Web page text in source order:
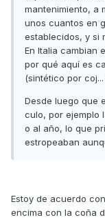
mantenimiento, a
unos cuantos en
establecidos, y si
En Italia cambian
por qué aquí es
(sintético por coj...
Desde luego que
culo, por ejemplo
o al año, lo que
estropeaban
Estoy de acuerdo
encima con la coña